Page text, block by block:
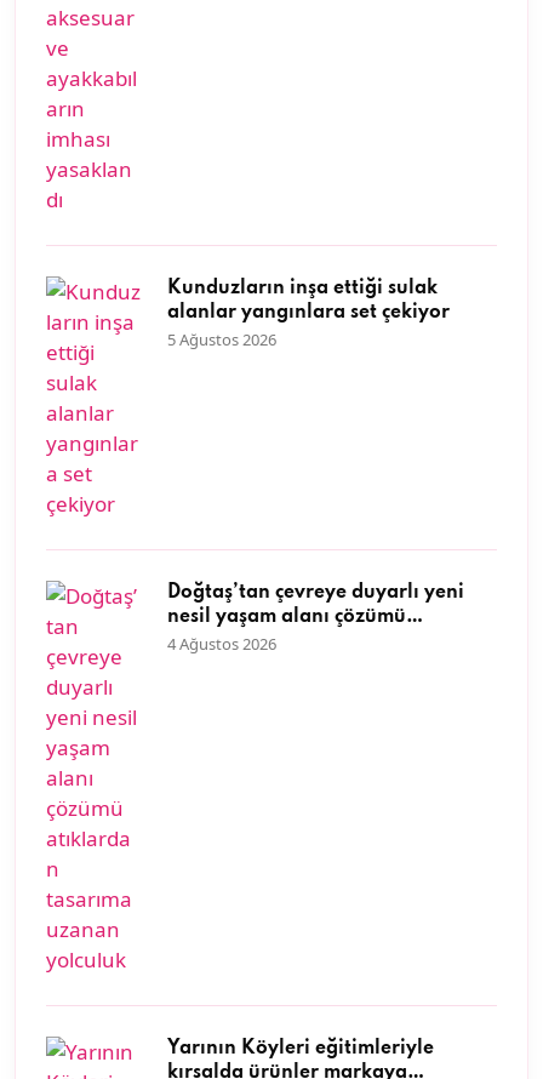
Kunduzların inşa ettiği sulak
alanlar yangınlara set çekiyor
5 Ağustos 2026
Doğtaş’tan çevreye duyarlı yeni
nesil yaşam alanı çözümü
atıklardan tasarıma uzanan
4 Ağustos 2026
Yarının Köyleri eğitimleriyle
kırsalda ürünler markaya